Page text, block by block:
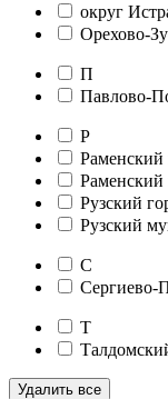
округ
Орехово-
П
Павлово-
Р
Раменский
Рузский
Рузский
С
Сергиево-
Т
Удалить все